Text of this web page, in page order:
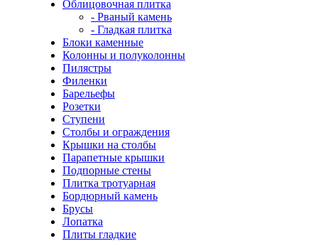
Облицовочная плитка
- Рваный камень
- Гладкая плитка
Блоки каменные
Колонны и полуколонны
Пилястры
Филенки
Барельефы
Розетки
Ступени
Столбы и ограждения
Крышки на столбы
Парапетные крышки
Подпорные стены
Плитка тротуарная
Бордюрный камень
Брусы
Лопатка
Плиты гладкие